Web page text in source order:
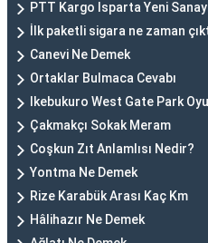
PTT Kargo Isparta Yeni
İlk paketli sigara ne zaman
Canevi Ne Demek
Ortaklar Bulmaca Cevabı
Ikebukuro West Gate Park
Çakmakçı Sokak Meram
Coşkun Zıt Anlamlısı Nedir?
Yontma Ne Demek
Rize Karabük Arası Kaç Km
Hâlihazır Ne Demek